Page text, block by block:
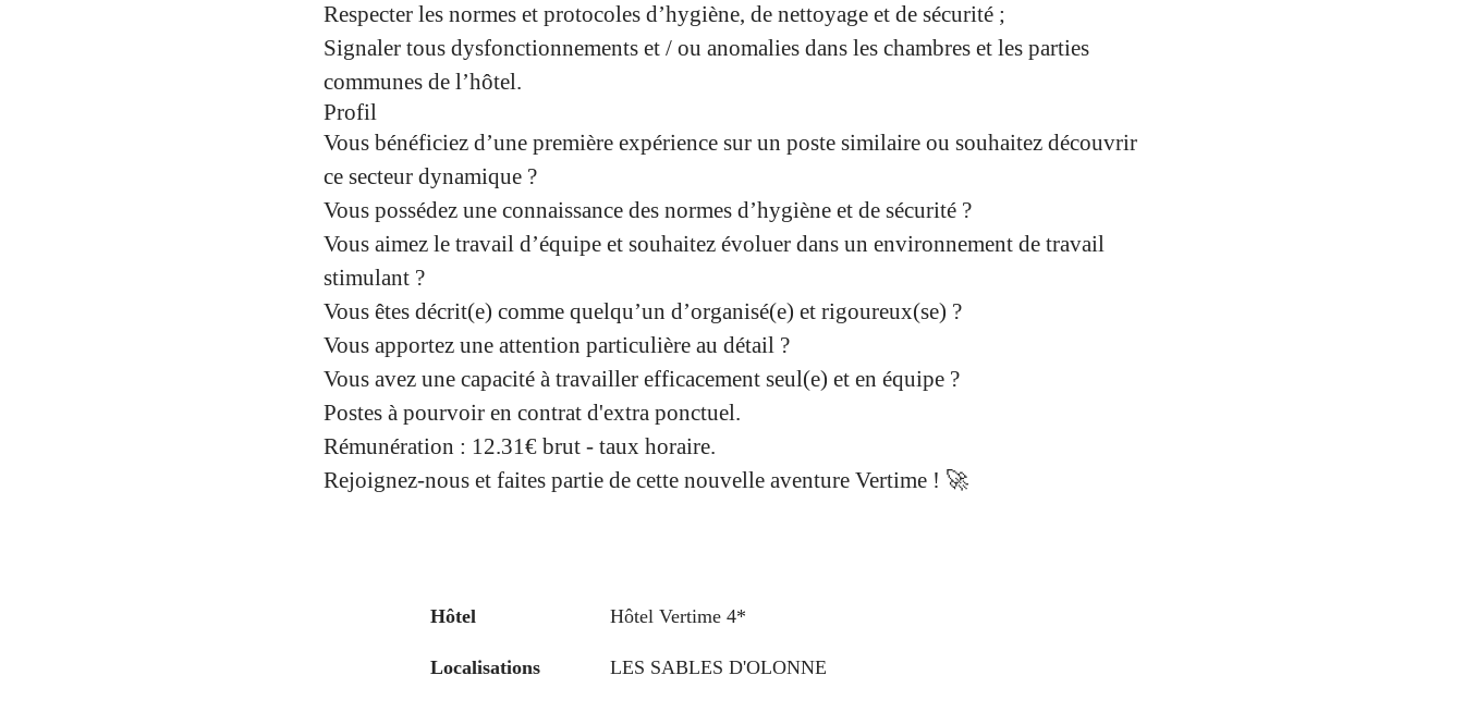
Respecter les normes et protocoles d’hygiène, de nettoyage et de sécurité ;
Signaler tous dysfonctionnements et / ou anomalies dans les chambres et les parties
communes de l’hôtel.
Profil
Vous bénéficiez d’une première expérience sur un poste similaire ou souhaitez découvrir
ce secteur dynamique ?
Vous possédez une connaissance des normes d’hygiène et de sécurité ?
Vous aimez le travail d’équipe et souhaitez évoluer dans un environnement de travail
stimulant ?
Vous êtes décrit(e) comme quelqu’un d’organisé(e) et rigoureux(se) ?
Vous apportez une attention particulière au détail ?
Vous avez une capacité à travailler efficacement seul(e) et en équipe ?
Postes à pourvoir en contrat d'extra ponctuel.
Rémunération : 12.31€ brut - taux horaire.
Rejoignez-nous et faites partie de cette nouvelle aventure Vertime ! 🚀
Hôtel Hôtel Vertime 4*
Localisations LES SABLES D'OLONNE